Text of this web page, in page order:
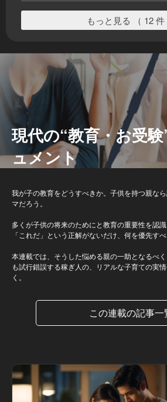
もっと見る （ 12 件
現代の“教育・お受
ュメント
我が子の教育をどうすべきか。子供を持つ親な
マだろう。
多くが子供の将来のためにと教育の重要性を認
「これだ」という正解がないだけ、何を優先す
本連載では、そうした悩める親の一助となるべ
も試行錯誤する稼ぎ人の、リアルな子育ての実
く。
この連載の記事一